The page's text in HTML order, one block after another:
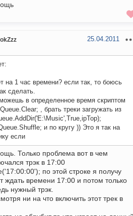
25.04.2011
на 1 час времени? если так, то боюсь
сделать.
в определенное время скриптом
, брать треки загружать из
и по кругу )) Это я так на
если
Только проблема вот в чем
трэк в 17:00
по этой строке я получу
времени 17:00 и потом только
нужный трэк.
ни на что включить этот трек в